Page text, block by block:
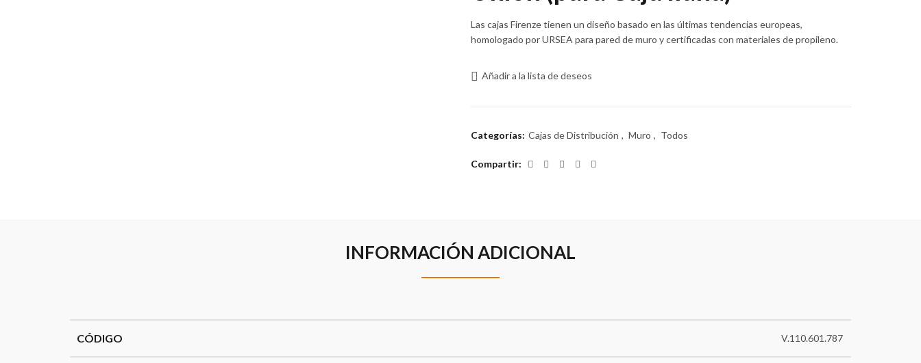
Las cajas Firenze tienen un diseño basado en las últimas tendencias europeas,
homologado por URSEA para pared de muro y certificadas con materiales de propileno.
Añadir a la lista de deseos
Categorías: Cajas de Distribución , Muro , Todos
Compartir
INFORMACIÓN ADICIONAL
CÓDIGO V.110.601.787